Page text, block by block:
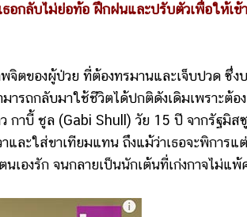
อกลับไม่ย่อท้อ ฝึกฝนและปรับตัวเพื่อให้เข้
ของผู้ป่วย ที่ต้องทรมานและเจ็บปวด ซึ่งบ
ารถกลับมาใช้ชีวิตได้ปกติดังเดิมเพราะต้อง
กาบี้ ชูล (Gabi Shull) วัย 15 ปี จากรัฐมิส
และใส่ขาเทียมแทน ถึงแม้ว่าเธอจะพิการแต่
เองรัก จนกลายเป็นนักเต้นที่เก่งกาจไม่แพ้